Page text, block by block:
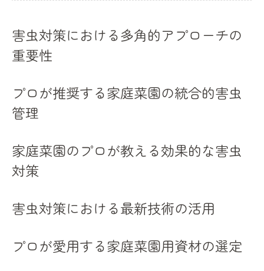
害虫対策における多角的アプローチの
重要性
プロが推奨する家庭菜園の統合的害虫
管理
家庭菜園のプロが教える効果的な害虫
対策
害虫対策における最新技術の活用
プロが愛用する家庭菜園用資材の選定